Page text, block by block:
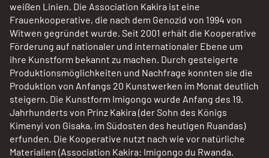
weißen Linien. Die Association Kakira ist eine
Frauenkooperative, die nach dem Genozid von 1994 von
Witwen gegründet wurde. Seit 2001 erhält die Kooperative
Förderung auf nationaler und internationaler Ebene um
ihre Kunstform bekannt zu machen. Durch gesteigerte
Produktionsmöglichkeiten und Nachfrage konnten sie die
Produktion von Anfangs 20 Kunstwerken im Monat deutlich
steigern. Die Kunstform Imigongo wurde Anfang des 19.
Jahrhunderts von Prinz Kakira (der Sohn des Königs
Kimenyi von Gisaka, im Südosten des heutigen Ruandas)
erfunden. Die Kooperative nutzt nach wie vor natürliche
Materialien (Association Kakira: Imigongo du Rwanda.